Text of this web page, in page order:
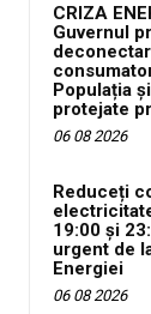
CRIZA
Guvernul
Populația
protejate
06 08 2026
Reduceți
19:00 și
urgent de
Energiei
06 08 2026